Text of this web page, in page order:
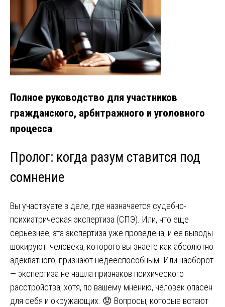
Полное руководство для участников
гражданского, арбитражного и уголовного
процесса
Пролог: когда разум ставится под
сомнение
Вы участвуете в деле, где назначается судебно-
психиатрическая экспертиза (СПЭ). Или, что еще
серьезнее, эта экспертиза уже проведена, и ее выводы
шокируют: человека, которого вы знаете как абсолютно
адекватного, признают недееспособным. Или наоборот
— экспертиза не нашла признаков психического
расстройства, хотя, по вашему мнению, человек опасен
для себя и окружающих. 😟 Вопросы, которые встают